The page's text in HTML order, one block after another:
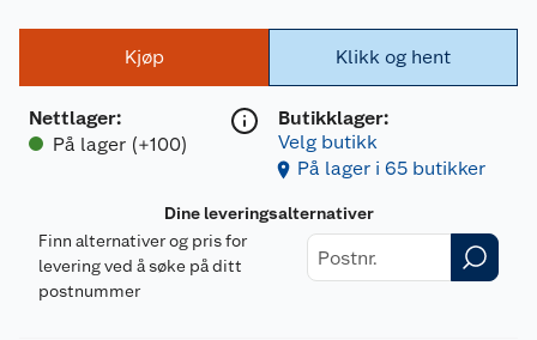
Kjøp
Nettlager:
På lager (+100)
Klikk og hent
Butikklager:
Velg butikk
På lager i 65 butikker
Dine leveringsalternativer
Finn alternativer og pris for
levering ved å søke på ditt
postnummer